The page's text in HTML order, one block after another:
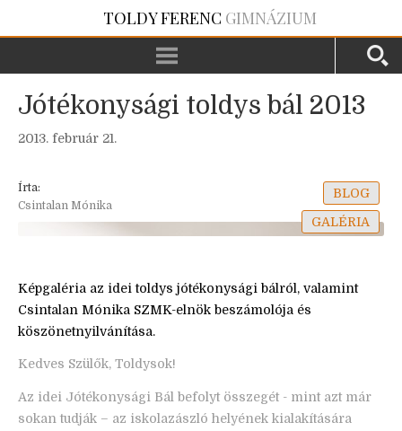
TOLDY FERENC GIMNÁZIUM
Jótékonysági toldys bál 2013
2013. február 21.
Írta:
Csintalan Mónika
BLOG
GALÉRIA
Képgaléria az idei toldys jótékonysági bálról, valamint
Csintalan Mónika SZMK-elnök beszámolója és
köszönetnyilvánítása.
Kedves Szülők, Toldysok!
Az idei Jótékonysági Bál befolyt összegét - mint azt már
sokan tudják – az iskolazászló helyének kialakítására